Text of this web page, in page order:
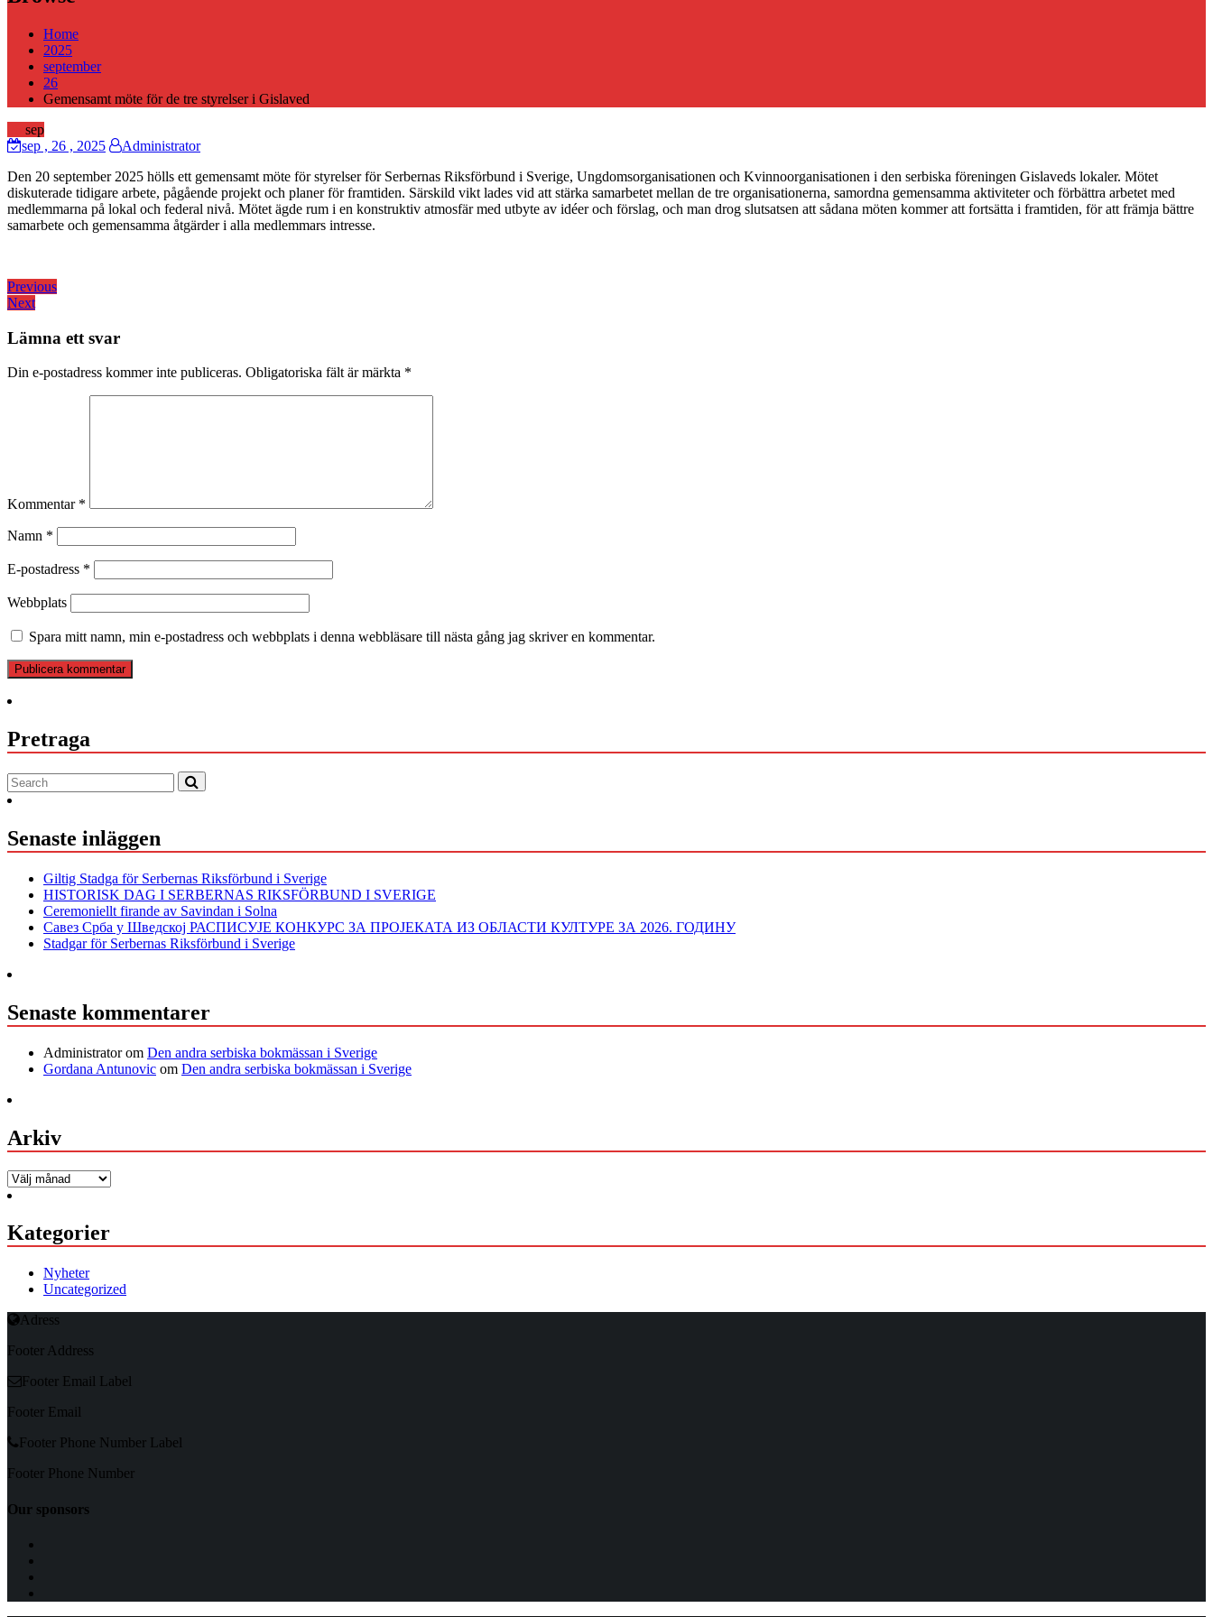
Home
2025
september
26
Gemensamt möte för de tre styrelser i Gislaved
sep
sep , 26 , 2025
Administrator
Den 20 september 2025 hölls ett gemensamt möte för styrelser för Serbernas Riksförbund i Sverige, Ungdomsorganisationen och Kvinnoorganisationen i den serbiska föreningen Gislaveds lokaler. Mötet
diskuterade tidigare arbete, pågående projekt och planer för framtiden. Särskild vikt lades vid att stärka samarbetet mellan de tre organisationerna, samordna gemensamma aktiviteter och förbättra arbetet med
medlemmarna på lokal och federal nivå. Mötet ägde rum i en konstruktiv atmosfär med utbyte av idéer och förslag, och man drog slutsatsen att sådana möten kommer att fortsätta i framtiden, för att främja bättre
samarbete och gemensamma åtgärder i alla medlemmars intresse.
Inläggsnavigering
PreviousPrevious
NextNext
Lämna ett svar
Din e-postadress kommer inte publiceras. Obligatoriska fält är märkta *
Kommentar *
Namn *
E-postadress *
Webbplats
Spara mitt namn, min e-postadress och webbplats i denna webbläsare till nästa gång jag skriver en kommentar.
Pretraga
Senaste inläggen
Giltig Stadga för Serbernas Riksförbund i Sverige
HISTORISK DAG I SERBERNAS RIKSFÖRBUND I SVERIGE
Ceremoniellt firande av Savindan i Solna
Савез Срба у Шведској РАСПИСУЈЕ КОНКУРС ЗА ПРОЈЕКАТА ИЗ ОБЛАСТИ КУЛТУРЕ ЗА 2026. ГОДИНУ
Stadgar för Serbernas Riksförbund i Sverige
Senaste kommentarer
Administratorom Den andra serbiska bokmässan i Sverige
Gordana Antunovic om Den andra serbiska bokmässan i Sverige
Arkiv
Arkiv
Kategorier
Nyheter
Uncategorized
Adress
Footer Address
Footer Email Label
Footer Email
Footer Phone Number Label
Footer Phone Number
Our sponsors